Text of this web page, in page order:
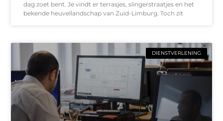
dag zoet bent. Je vindt er terrasjes, slingerstraatjes en het
bekende heuvellandschap van Zuid-Limburg. Toch zit
DIENSTVERLENING